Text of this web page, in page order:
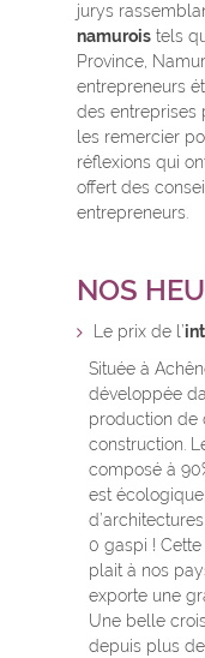
jurys
namurois tels
Province,
entrepreneurs
des entreprises
les remercier
réflexions qui
offert des
entrepreneurs.
NOS
Le prix de l’
Située à
développée
production de
construction.
composé à
est
0 gaspi !
plait à nos
exporte une
Une belle
depuis plus